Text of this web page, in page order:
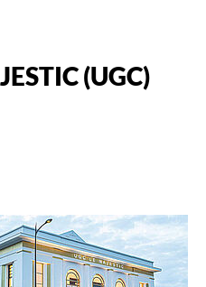
(UGC)